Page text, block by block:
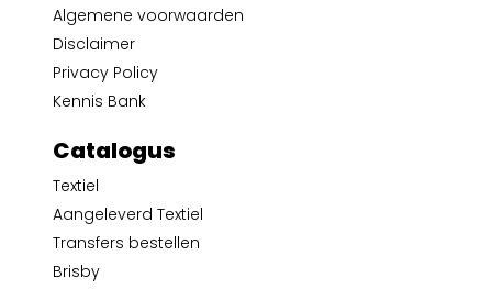
Algemene voorwaarden
Disclaimer
Privacy Policy
Kennis Bank
Catalogus
Textiel
Aangeleverd Textiel
Transfers bestellen
Brisby